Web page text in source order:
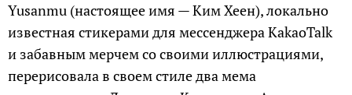
Yusanmu (настоящее имя — Ким Хеен), локально
известная стикерами для мессенджера KakaoTalk
и забавным мерчем со своими иллюстрациями,
перерисовала в своем стиле два мема